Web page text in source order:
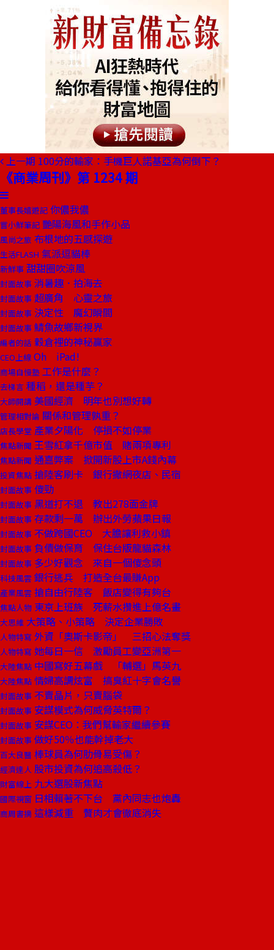
上一期 100分的輸家：手機巨人諾基亞為何倒下？
《商業周刊》第 1234 期
董事長嬉遊記 你儂我儂
嘗小鮮筆記 艷陽海風和手作小品
風尚之旅 布根地的五感探遊
生活FLASH 氣派逗貓棒
新鮮事 甜甜圈吹涼風
封面故事 消暑趣．拍海去
封面故事 超廣角 心靈之旅
封面故事 決定性 魔幻瞬間
封面故事 鯖魚故鄉新視界
編者的話 穀倉裡的神秘贏家
CEO上線 Oh iPad!
商場自慢塾 工作是什麼？
去梯言 種稻，還是種芋？
大師開講 美國經濟 明年也別想好轉
管理相對論 關係和管理孰重？
店長學堂 產業夕陽化 停損不如停業
焦點新聞 王雪紅拿千億市值 賭兩項專利
焦點新聞 通嘉弊案 掀開新股上市A錢內幕
投資焦點 搶陸客刷卡 銀行撒網夜店、民宿
封面故事 傻勁
封面故事 黑道打不退 教出278面金牌
封面故事 存款剩一萬 辦出外勞蘋果日報
封面故事 不做跨國CEO 大膽讓利救小鎮
封面故事 負債做保育 保住台版龍貓森林
封面故事 多少好觀念 來自一個傻念頭
科技風雲 銀行逃兵 打造全台最賺App
產業風雲 搶自由行陸客 飯店變得有夠台
焦點人物 東京上班族 死薪水攢進上億名畫
大思維 大策略、小策略 決定企業勝敗
人物特寫 外資「奧斯卡影帝」 三招心法奪獎
人物特寫 她每日一信 激勵員工變亞洲第一
大陸焦點 中國寫好五幕戲 「輔選」馬英九
大陸焦點 情婦高調炫富 搞臭紅十字會名譽
封面故事 不賣晶片，只賣腦袋
封面故事 安謀模式為何威脅英特爾？
封面故事 安謀CEO：我們幫輸家繼續參賽
封面故事 做好50％也能幹掉老大
百大良醫 棒球員為何肋骨易受傷？
經濟達人 股市投資為何追高殺低？
財富線上 九大選股新焦點
國際視窗 日相賴著不下台 黨內同志也炮轟
商周書摘 這樣減重 贅肉才會徹底消失